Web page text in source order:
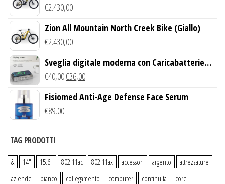
€2.430,00
Zion All Mountain North Creek Bike (Giallo)
€2.430,00
Sveglia digitale moderna con Caricabatterie
Wireless Qi
€40,00€36,00
Fisiomed Anti-Age Defense Face Serum
€89,00
TAG PRODOTTI
& 14″ 15.6″ 802.11ac 802.11ax accessori argento
attrezzature
aziende
bianco collegamento computer continuita
core